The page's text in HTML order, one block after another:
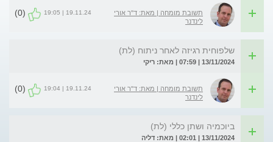
תשובת מומחה | מאת: ד"ר אורי
לינדנר
19.11.24 | 19:05
(0)
שלפוחית רגיזה לאחר ניתוח (לת)
13/11/2024 | 07:59 | מאת: ריקי
תשובת מומחה | מאת: ד"ר אורי
לינדנר
19.11.24 | 19:04
(0)
ביוכמיה ושתן כללי (לת)
13/11/2024 | 02:01 | מאת: דליה